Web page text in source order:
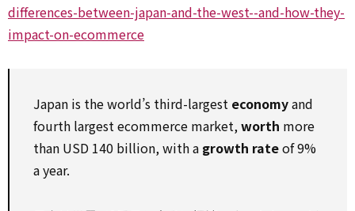
differences-between-japan-and-the-west--and-how-they-
impact-on-ecommerce
Japan is the world’s third-largest economyand
fourth largest ecommerce market,worth more
than USD 140 billion, with a growth rateof 9%
a year.